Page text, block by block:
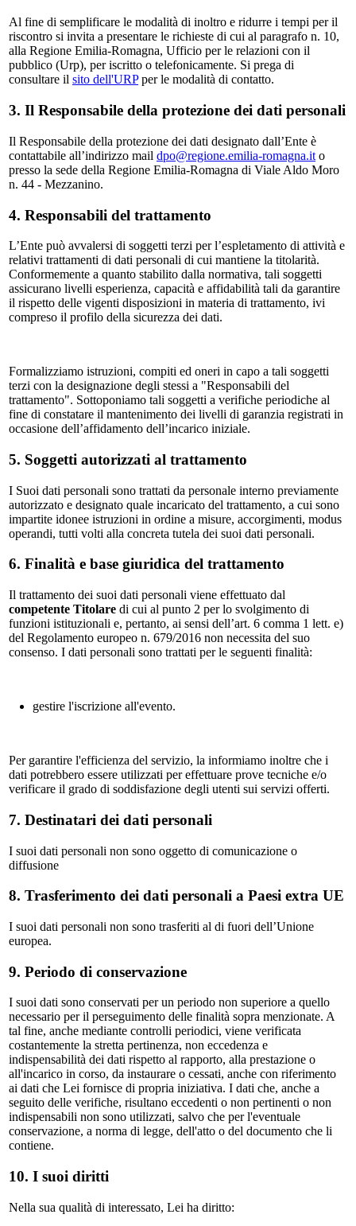
Al fine di semplificare le modalità di inoltro e ridurre i tempi per il
riscontro si invita a presentare le richieste di cui al paragrafo n. 10,
alla Regione Emilia-Romagna, Ufficio per le relazioni con il
pubblico (Urp), per iscritto o telefonicamente. Si prega di
consultare il sito dell'URPper le modalità di contatto.
3. Il Responsabile della protezione dei dati personali
Il Responsabile della protezione dei dati designato dall’Ente è
contattabile all’indirizzo mail dpo@regione.emilia-romagna.it o
presso la sede della Regione Emilia-Romagna di Viale Aldo Moro
n. 44 - Mezzanino.
4. Responsabili del trattamento
L’Ente può avvalersi di soggetti terzi per l’espletamento di attività e
relativi trattamenti di dati personali di cui mantiene la titolarità.
Conformemente a quanto stabilito dalla normativa, tali soggetti
assicurano livelli esperienza, capacità e affidabilità tali da garantire
il rispetto delle vigenti disposizioni in materia di trattamento, ivi
compreso il profilo della sicurezza dei dati.
Formalizziamo istruzioni, compiti ed oneri in capo a tali soggetti
terzi con la designazione degli stessi a "Responsabili del
trattamento". Sottoponiamo tali soggetti a verifiche periodiche al
fine di constatare il mantenimento dei livelli di garanzia registrati in
occasione dell’affidamento dell’incarico iniziale.
5. Soggetti autorizzati al trattamento
I Suoi dati personali sono trattati da personale interno previamente
autorizzato e designato quale incaricato del trattamento, a cui sono
impartite idonee istruzioni in ordine a misure, accorgimenti, modus
operandi, tutti volti alla concreta tutela dei suoi dati personali.
6. Finalità e base giuridica del trattamento
Il trattamento dei suoi dati personali viene effettuato dal
competente Titolare di cui al punto 2 per lo svolgimento di
funzioni istituzionali e, pertanto, ai sensi dell’art. 6 comma 1 lett. e)
del Regolamento europeo n. 679/2016 non necessita del suo
consenso. I dati personali sono trattati per le seguenti finalità:
gestire l'iscrizione all'evento.
Per garantire l'efficienza del servizio, la informiamo inoltre che i
dati potrebbero essere utilizzati per effettuare prove tecniche e/o
verificare il grado di soddisfazione degli utenti sui servizi offerti.
7. Destinatari dei dati personali
I suoi dati personali non sono oggetto di comunicazione o
diffusione
8. Trasferimento dei dati personali a Paesi extra UE
I suoi dati personali non sono trasferiti al di fuori dell’Unione
europea.
9. Periodo di conservazione
I suoi dati sono conservati per un periodo non superiore a quello
necessario per il perseguimento delle finalità sopra menzionate. A
tal fine, anche mediante controlli periodici, viene verificata
costantemente la stretta pertinenza, non eccedenza e
indispensabilità dei dati rispetto al rapporto, alla prestazione o
all'incarico in corso, da instaurare o cessati, anche con riferimento
ai dati che Lei fornisce di propria iniziativa. I dati che, anche a
seguito delle verifiche, risultano eccedenti o non pertinenti o non
indispensabili non sono utilizzati, salvo che per l'eventuale
conservazione, a norma di legge, dell'atto o del documento che li
contiene.
10. I suoi diritti
Nella sua qualità di interessato, Lei ha diritto: